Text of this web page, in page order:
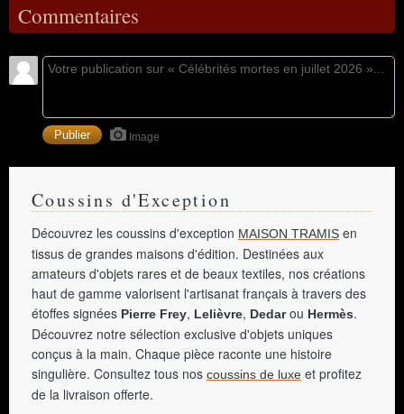
Commentaires
Image
Coussins d'Exception
Découvrez les coussins d'exception MAISON TRAMIS en
tissus de grandes maisons d'édition. Destinées aux
amateurs d'objets rares et de beaux textiles, nos créations
haut de gamme valorisent l'artisanat français à travers des
étoffes signées Pierre Frey, Lelièvre, Dedarou Hermès.
Découvrez notre sélection exclusive d'objets uniques
conçus à la main. Chaque pièce raconte une histoire
singulière. Consultez tous nos coussins de luxe et profitez
de la livraison offerte.